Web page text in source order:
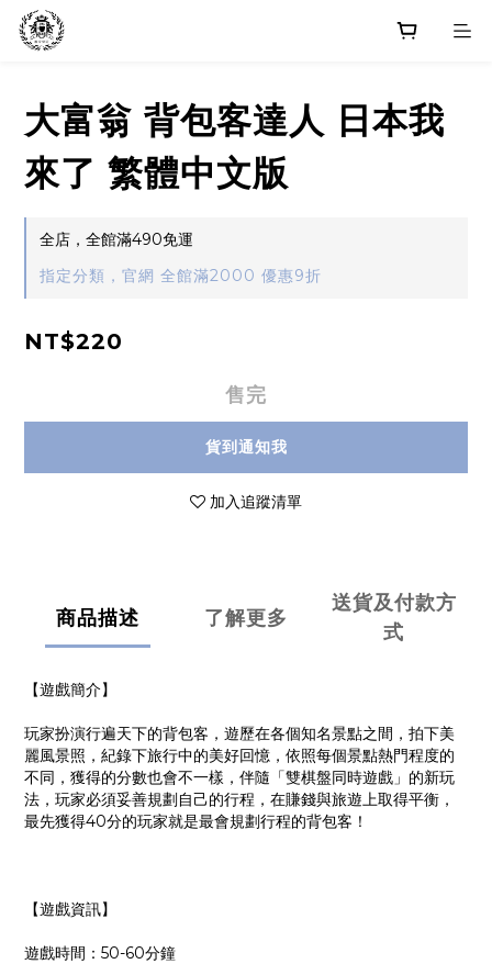
大富翁 背包客達人 日本我
來了 繁體中文版
全店，全館滿490免運
指定分類，官網 全館滿2000 優惠9折
NT$220
售完
貨到通知我
加入追蹤清單
商品描述 了解更多
送貨及付款方
式
【遊戲簡介】
玩家扮演行遍天下的背包客，遊歷在各個知名景點之間，拍下美
麗風景照，紀錄下旅行中的美好回憶，依照每個景點熱門程度的
不同，獲得的分數也會不一樣，伴隨「雙棋盤同時遊戲」的新玩
法，玩家必須妥善規劃自己的行程，在賺錢與旅遊上取得平衡，
最先獲得40分的玩家就是最會規劃行程的背包客！
【遊戲資訊】
遊戲時間：50-60分鐘